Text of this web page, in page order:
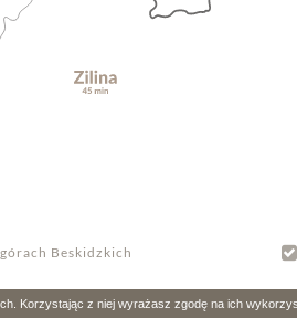
Beskidzkich
Korzystając z niej wyrażasz zgodę na ich